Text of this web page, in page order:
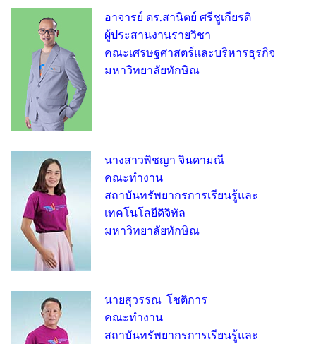
อาจารย์ ดร.สานิตย์ ศรีชูเกียรติ
ผู้ประสานงานรายวิชา
คณะเศรษฐศาสตร์และบริหารธุรกิจ
มหาวิทยาลัยทักษิณ
นางสาวพิชญา จินดามณี
คณะทำงาน
สถาบันทรัพยากรการเรียนรู้และ
เทคโนโลยีดิจิทัล
มหาวิทยาลัยทักษิณ
นายสุวรรณ โชติการ
คณะทำงาน
สถาบันทรัพยากรการเรียนรู้และ